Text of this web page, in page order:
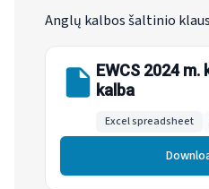
Anglų kalbos šaltinio
EWCS 2024
kalba
Excel spreadsheet